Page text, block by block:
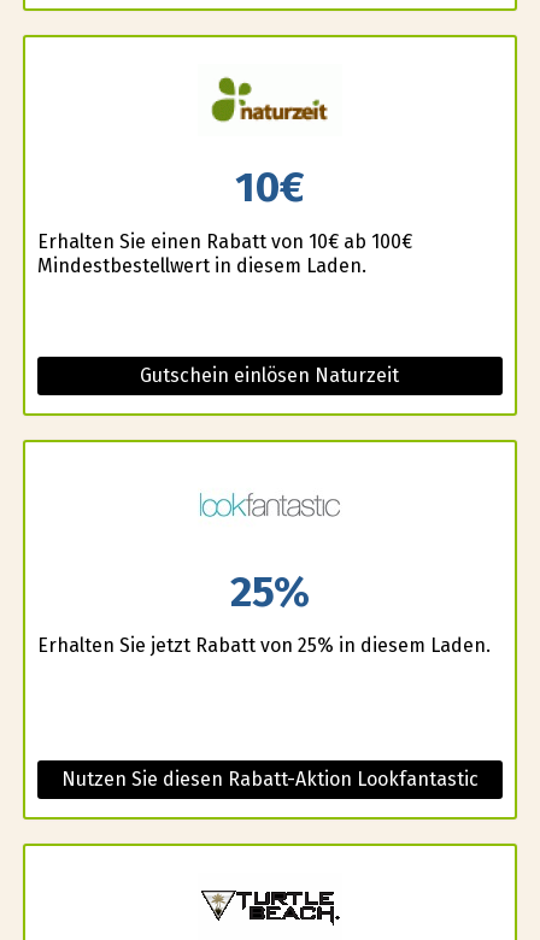
10€
Erhalten Sie einen Rabatt von 10€ ab 100€
Mindestbestellwert in diesem Laden.
Gutschein einlösen Naturzeit
25%
Erhalten Sie jetzt Rabatt von 25% in diesem Laden.
Nutzen Sie diesen Rabatt-Aktion Lookfantastic